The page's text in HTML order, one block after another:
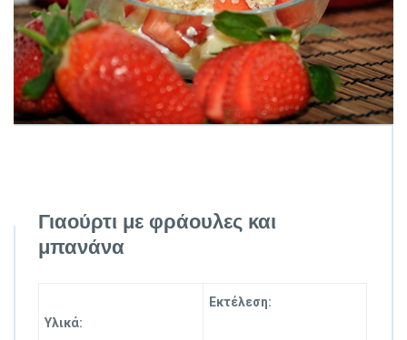
Γιαούρτι με φράουλες και
μπανάνα
Υλικά:
Εκτέλεση: